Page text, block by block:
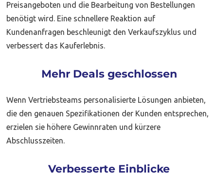
Preisangeboten und die Bearbeitung von Bestellungen
benötigt wird. Eine schnellere Reaktion auf
Kundenanfragen beschleunigt den Verkaufszyklus und
verbessert das Kauferlebnis.
Mehr Deals geschlossen
Wenn Vertriebsteams personalisierte Lösungen anbieten,
die den genauen Spezifikationen der Kunden entsprechen,
erzielen sie höhere Gewinnraten und kürzere
Abschlusszeiten.
Verbesserte Einblicke